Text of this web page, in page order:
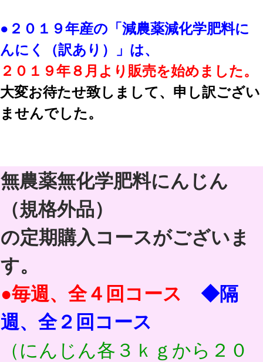
●２０１９年産の「減農薬減化学肥料に
んにく（訳あり）」は、
２０１９年８月より販売を始めました。
大変お待たせ致しまして、申し訳ござい
ませんでした。
無農薬無化学肥料にんじん
（規格外品）
の定期購入コースがございま
す。
●毎週、全４回コース
◆隔
週、全２回コース
（にんじん各３ｋｇから２０